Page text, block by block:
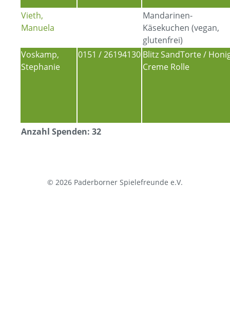
Vieth,
Manuela
Mandarinen-
Käsekuchen (vegan,
glutenfrei)
Voskamp,
Stephanie
0151 / 26194130 Blitz SandTorte /
Creme Rolle
Anzahl Spenden: 32
© 2026 Paderborner Spielefreunde e.V.